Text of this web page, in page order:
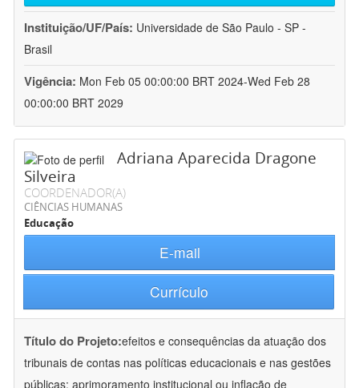
Instituição/UF/País: Universidade de São Paulo - SP -
Brasil
Vigência: Mon Feb 05 00:00:00 BRT 2024-Wed Feb 28
00:00:00 BRT 2029
Adriana Aparecida Dragone
Silveira
COORDENADOR(A)
CIÊNCIAS HUMANAS
Educação
E-mail
Currículo
Título do Projeto:efeitos e consequências da atuação dos
tribunais de contas nas políticas educacionais e nas gestões
públicas: aprimoramento institucional ou inflação de